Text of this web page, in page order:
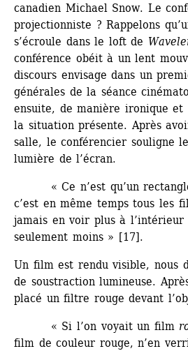
canadien Michael Snow. Le
projectionniste ? Rappelons
s’écroule dans le loft de
conférence obéit à un lent
discours envisage dans un
générales de la séance
ensuite, de manière ironique
la situation présente. Après
salle, le conférencier souligne
lumière de l’écran.
« Ce n’est qu’un
c’est en même temps tous les
jamais en voir plus à
seulement moins » [17].
Un film est rendu visible, nous
de soustraction lumineuse.
placé un filtre rouge devant
« Si l’on voyait un film
film de couleur rouge, n’en